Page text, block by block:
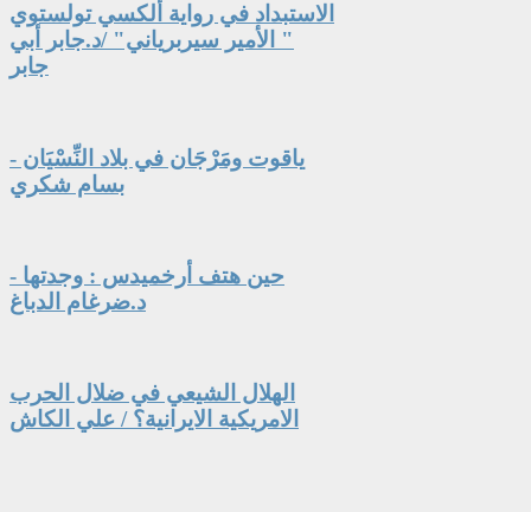
الاستبداد في رواية ألكسي تولستوي
" الأمير سيربرياني" /د.جابر أبي
جابر
ياقوت ومَرْجَان في بلاد النِّسْيَان -
بسام شكري
حين هتف أرخميدس : وجدتها -
د.ضرغام الدباغ
الهلال الشيعي في ضلال الحرب
الامريكية الايرانية؟ / علي الكاش